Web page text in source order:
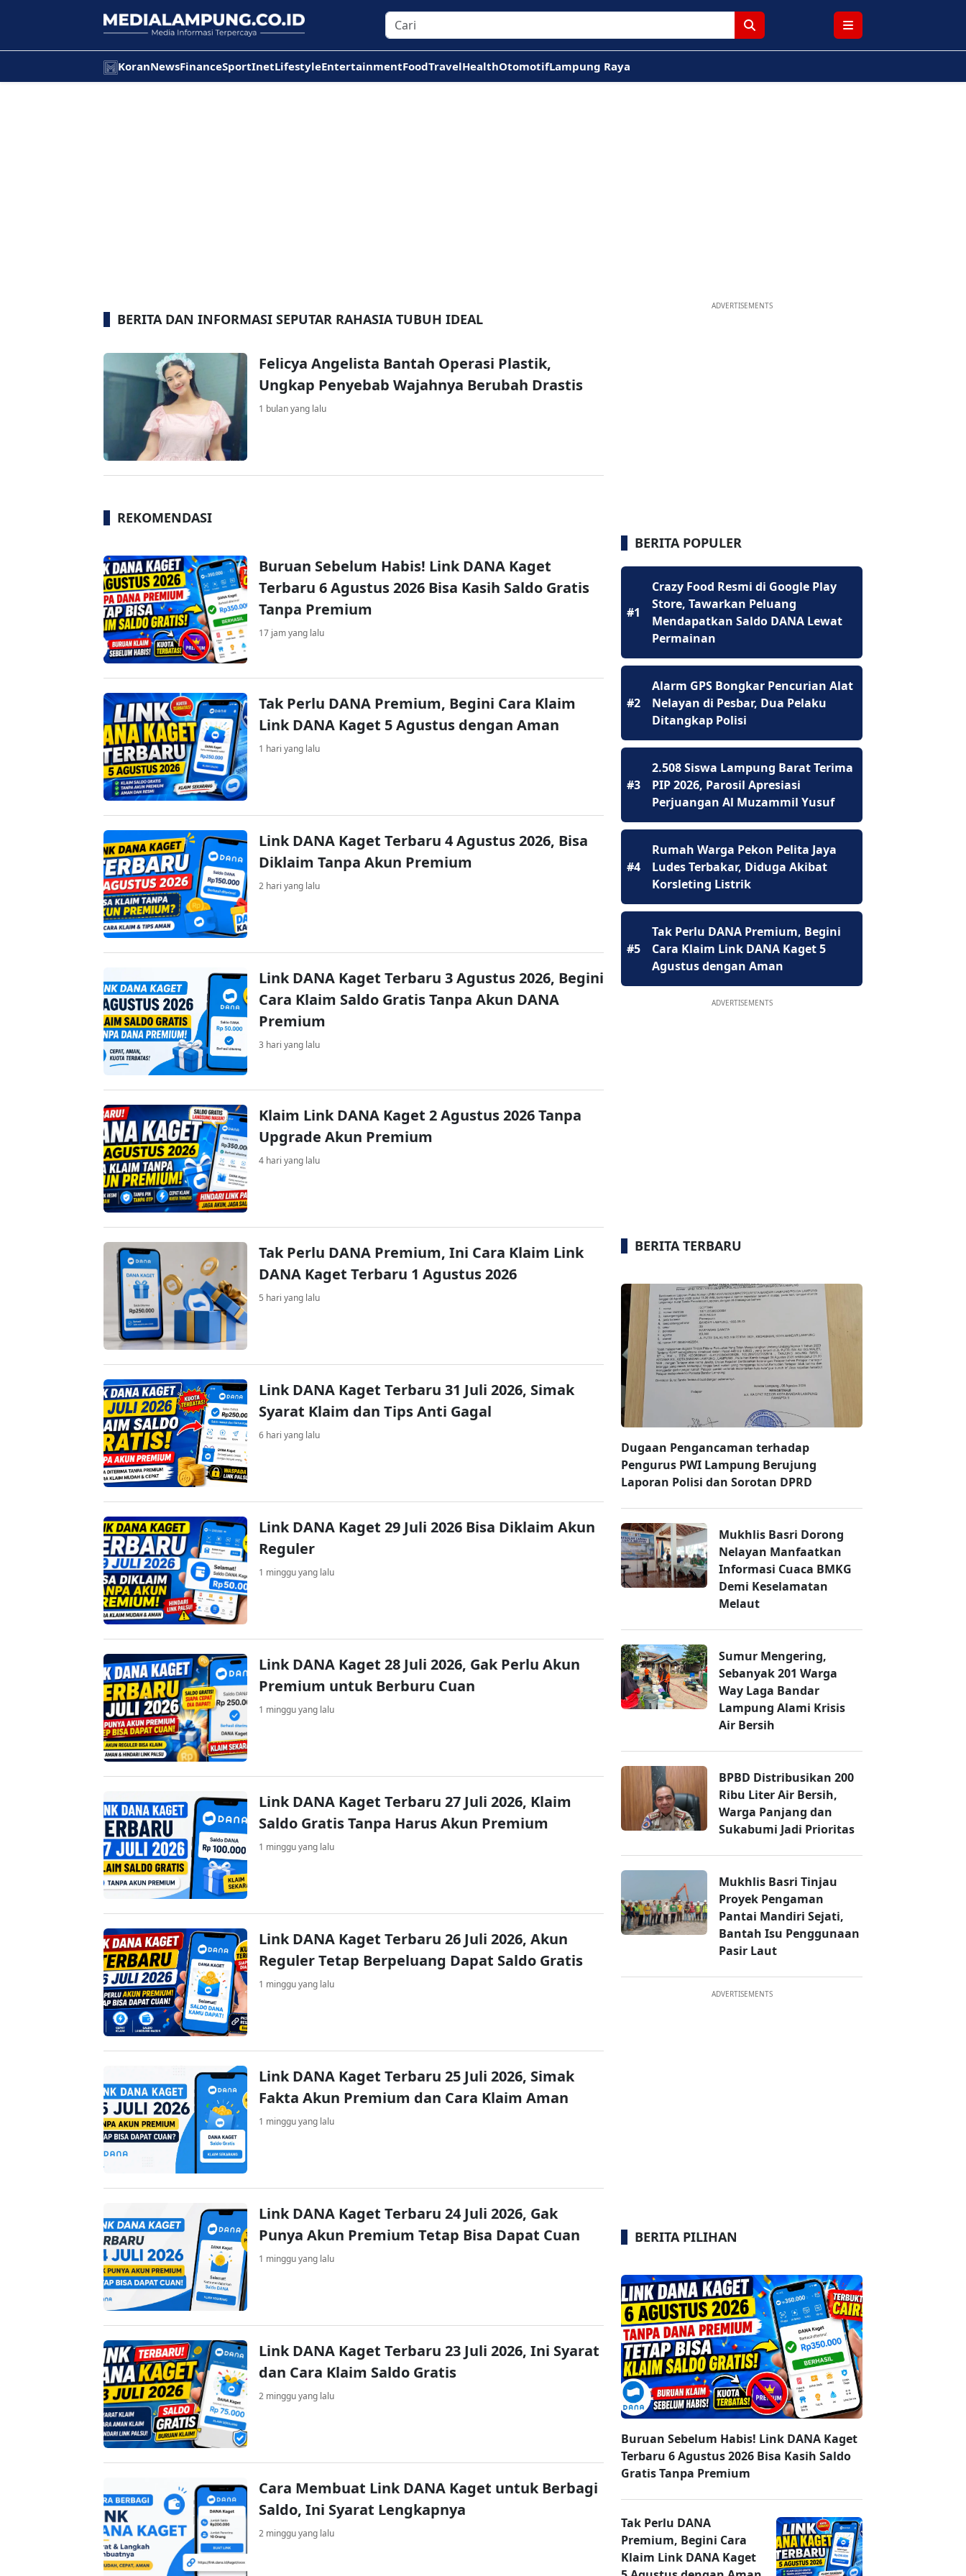
KoranNewsFinanceSportInetLifestyleEntertainmentFoodTravelHealthOtomotifLampung Raya
BERITA DAN INFORMASI SEPUTAR RAHASIA TUBUH IDEAL
Felicya Angelista Bantah Operasi Plastik,
Ungkap Penyebab Wajahnya Berubah Drastis
1 bulan yang lalu
REKOMENDASI
Buruan Sebelum Habis! Link DANA Kaget
Terbaru 6 Agustus 2026 Bisa Kasih Saldo Gratis
Tanpa Premium
17 jam yang lalu
Tak Perlu DANA Premium, Begini Cara Klaim
Link DANA Kaget 5 Agustus dengan Aman
1 hari yang lalu
Link DANA Kaget Terbaru 4 Agustus 2026, Bisa
Diklaim Tanpa Akun Premium
2 hari yang lalu
Link DANA Kaget Terbaru 3 Agustus 2026, Begini
Cara Klaim Saldo Gratis Tanpa Akun DANA
Premium
3 hari yang lalu
Klaim Link DANA Kaget 2 Agustus 2026 Tanpa
Upgrade Akun Premium
4 hari yang lalu
Tak Perlu DANA Premium, Ini Cara Klaim Link
DANA Kaget Terbaru 1 Agustus 2026
5 hari yang lalu
Link DANA Kaget Terbaru 31 Juli 2026, Simak
Syarat Klaim dan Tips Anti Gagal
6 hari yang lalu
Link DANA Kaget 29 Juli 2026 Bisa Diklaim Akun
Reguler
1 minggu yang lalu
Link DANA Kaget 28 Juli 2026, Gak Perlu Akun
Premium untuk Berburu Cuan
1 minggu yang lalu
Link DANA Kaget Terbaru 27 Juli 2026, Klaim
Saldo Gratis Tanpa Harus Akun Premium
1 minggu yang lalu
Link DANA Kaget Terbaru 26 Juli 2026, Akun
Reguler Tetap Berpeluang Dapat Saldo Gratis
1 minggu yang lalu
Link DANA Kaget Terbaru 25 Juli 2026, Simak
Fakta Akun Premium dan Cara Klaim Aman
1 minggu yang lalu
Link DANA Kaget Terbaru 24 Juli 2026, Gak
Punya Akun Premium Tetap Bisa Dapat Cuan
1 minggu yang lalu
Link DANA Kaget Terbaru 23 Juli 2026, Ini Syarat
dan Cara Klaim Saldo Gratis
2 minggu yang lalu
Cara Membuat Link DANA Kaget untuk Berbagi
Saldo, Ini Syarat Lengkapnya
2 minggu yang lalu
ADVERTISEMENTS
BERITA POPULER
#1
Crazy Food Resmi di Google Play
Store, Tawarkan Peluang
Mendapatkan Saldo DANA Lewat
Permainan
#2
Alarm GPS Bongkar Pencurian Alat
Nelayan di Pesbar, Dua Pelaku
Ditangkap Polisi
#3
2.508 Siswa Lampung Barat Terima
PIP 2026, Parosil Apresiasi
Perjuangan Al Muzammil Yusuf
#4
Rumah Warga Pekon Pelita Jaya
Ludes Terbakar, Diduga Akibat
Korsleting Listrik
#5
Tak Perlu DANA Premium, Begini
Cara Klaim Link DANA Kaget 5
Agustus dengan Aman
ADVERTISEMENTS
BERITA TERBARU
Dugaan Pengancaman terhadap
Pengurus PWI Lampung Berujung
Laporan Polisi dan Sorotan DPRD
Mukhlis Basri Dorong
Nelayan Manfaatkan
Informasi Cuaca BMKG
Demi Keselamatan
Melaut
Sumur Mengering,
Sebanyak 201 Warga
Way Laga Bandar
Lampung Alami Krisis
Air Bersih
BPBD Distribusikan 200
Ribu Liter Air Bersih,
Warga Panjang dan
Sukabumi Jadi Prioritas
Mukhlis Basri Tinjau
Proyek Pengaman
Pantai Mandiri Sejati,
Bantah Isu Penggunaan
Pasir Laut
ADVERTISEMENTS
BERITA PILIHAN
Buruan Sebelum Habis! Link DANA Kaget
Terbaru 6 Agustus 2026 Bisa Kasih Saldo
Gratis Tanpa Premium
Tak Perlu DANA
Premium, Begini Cara
Klaim Link DANA Kaget